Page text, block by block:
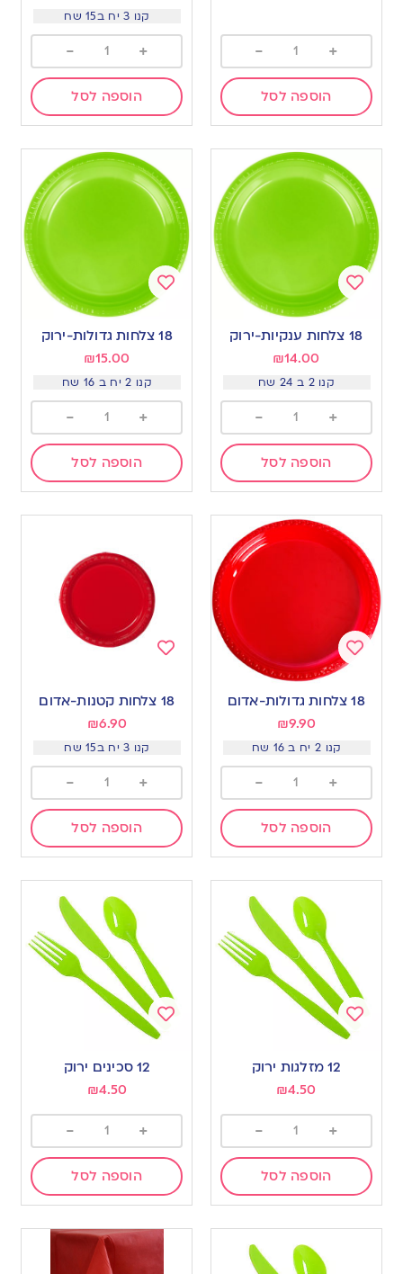
+
-
הוספה לסל
קנו 3 יח ב15 שח
+
-
הוספה לסל
Add
to
18 צלחות ענקיות-ירוק
₪14.00
קנו 2 ב 24 שח
+
-
הוספה לסל
Add
to18 צלחות גדולות-ירוק
₪15.00
קנו 2 יח ב 16 שח
+
-
הוספה לסל
Add
to
18 צלחות גדולות-אדום
₪9.90
קנו 2 יח ב 16 שח
+
-
הוספה לסל
to
18 צלחות קטנות-אדום
₪6.90
קנו 3 יח ב15 שח
+
-
הוספה לסל
Add
12 מזלגות ירוק
₪4.50
+
-
הוספה לסל
Add
12 סכינים ירוק
₪4.50
+
-
הוספה לסל